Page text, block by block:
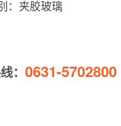
：夹胶玻璃
： 0631-5702800